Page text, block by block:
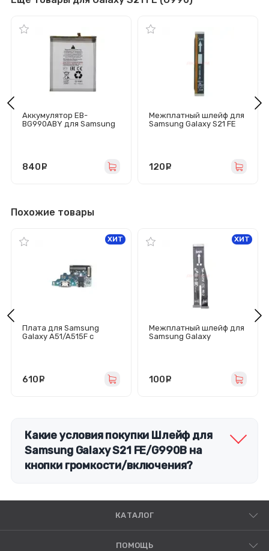
Аккумулятор EB-
BG990ABY для Samsung
840
Межплатный шлейф для
Samsung Galaxy S21 FE
120
Похожие товары
Плата для Samsung
Galaxy A51/A515F с
ХИТ
610
Межплатный шлейф для
Samsung Galaxy
ХИТ
100
Какие условия покупки Шлейф для
Samsung Galaxy S21 FE/G990B на
кнопки громкости/включения?
КАТАЛОГ
ПОМОЩЬ